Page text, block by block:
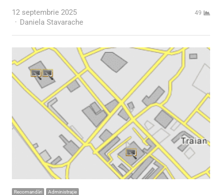
12 septembrie 2025
Author
Daniela Stavarache
49
Recomandări Administraţie